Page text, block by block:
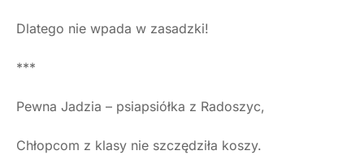
Dlatego nie wpada w zasadzki!
***
Pewna Jadzia – psiapsiółka z Radoszyc,
Chłopcom z klasy nie szczędziła koszy.